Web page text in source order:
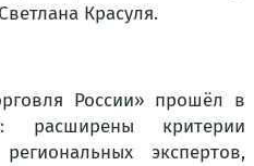
Красуля.
России» прошёл в
расширены критерии
экспертов,